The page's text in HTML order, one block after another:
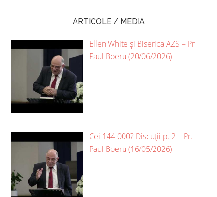
ARTICOLE / MEDIA
Ellen White și Biserica AZS – Pr
Paul Boeru (20/06/2026)
Cei 144 000? Discuții p. 2 – Pr.
Paul Boeru (16/05/2026)